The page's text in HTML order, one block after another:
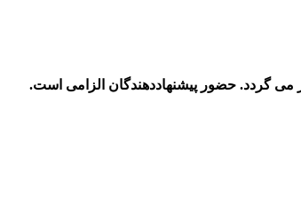
شهرداری بندرماهشهر برگزار می گردد. حضور پیشنهاددهندگان الزامی است.